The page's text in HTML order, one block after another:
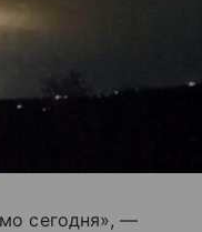
сегодня», —